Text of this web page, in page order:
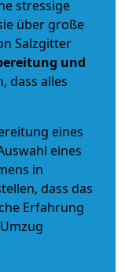
stressige
über große
Salzgitter
und
dass alles
eines
eines
in
dass das
Erfahrung